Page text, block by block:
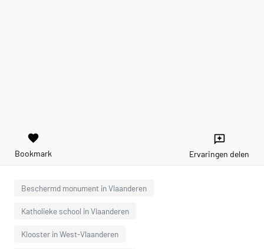
favorite
Bookmark
reviews
Ervaringen delen
Beschermd monument in Vlaanderen
Katholieke school in Vlaanderen
Klooster in West-Vlaanderen